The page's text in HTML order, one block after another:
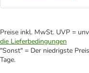
Preise inkl. MwSt. UVP =
die Lieferbedingungen
"Sonst" = Der niedrigste
Tage.